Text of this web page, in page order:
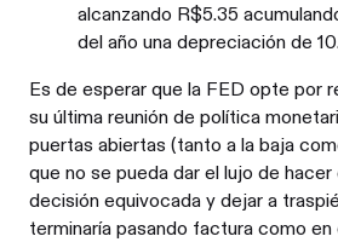
alcanzando R$5.35
del año una depreciación de
Es de esperar que la FED opte por
su última reunión de política
puertas abiertas (tanto a la baja
que no se pueda dar el lujo de
decisión equivocada y dejar a
terminaría pasando factura como